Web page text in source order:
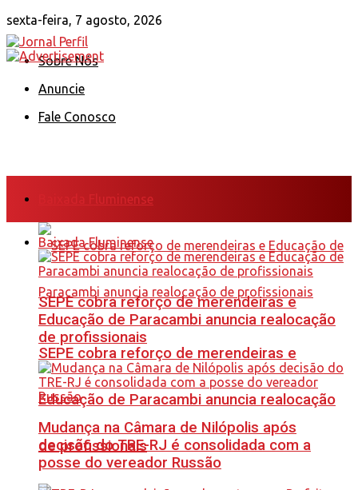
sexta-feira, 7 agosto, 2026
Sobre Nós
Anuncie
Fale Conosco
Baixada Fluminense
SEPE cobra reforço de merendeiras e
Educação de Paracambi anuncia realocação
de profissionais
Baixada Fluminense
SEPE cobra reforço de merendeiras e
Educação de Paracambi anuncia realocação
de profissionais
Mudança na Câmara de Nilópolis após
decisão do TRE-RJ é consolidada com a
posse do vereador Russão